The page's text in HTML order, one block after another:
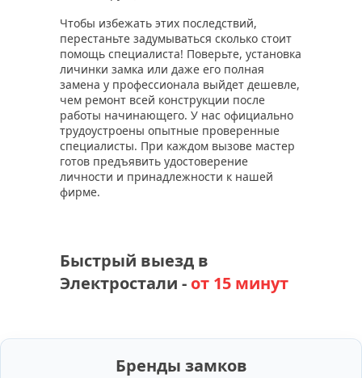
Чтобы избежать этих последствий,
перестаньте задумываться сколько стоит
помощь специалиста! Поверьте, установка
личинки замка или даже его полная
замена у профессионала выйдет дешевле,
чем ремонт всей конструкции после
работы начинающего. У нас официально
трудоустроены опытные проверенные
специалисты. При каждом вызове мастер
готов предъявить удостоверение
личности и принадлежности к нашей
фирме.
Быстрый выезд в
Электростали - от 15 минут
Бренды замков